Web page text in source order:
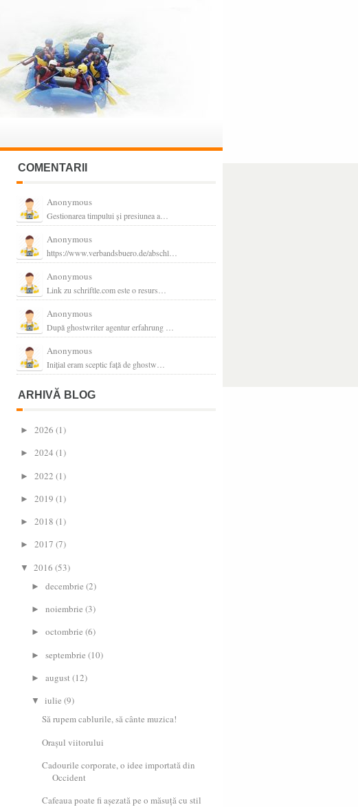
COMENTARII
Anonymous
Gestionarea timpului și presiunea a…
Anonymous
https://www.verbandsbuero.de/abschl…
Anonymous
Link zu schriftle.com este o resurs…
Anonymous
După ghostwriter agentur erfahrung …
Anonymous
Inițial eram sceptic față de ghostw…
ARHIVĂ BLOG
► 2026 (1)
► 2024 (1)
► 2022 (1)
► 2019 (1)
► 2018 (1)
► 2017 (7)
▼ 2016 (53)
► decembrie (2)
► noiembrie (3)
► octombrie (6)
► septembrie (10)
► august (12)
▼ iulie (9)
Să rupem cablurile, să cânte muzica!
Orașul viitorului
Cadourile corporate, o idee importată din
Occident
Cafeaua poate fi așezată pe o măsuță cu stil